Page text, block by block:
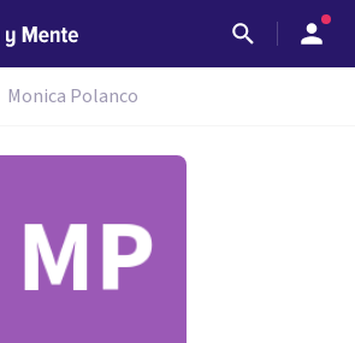
Monica Polanco